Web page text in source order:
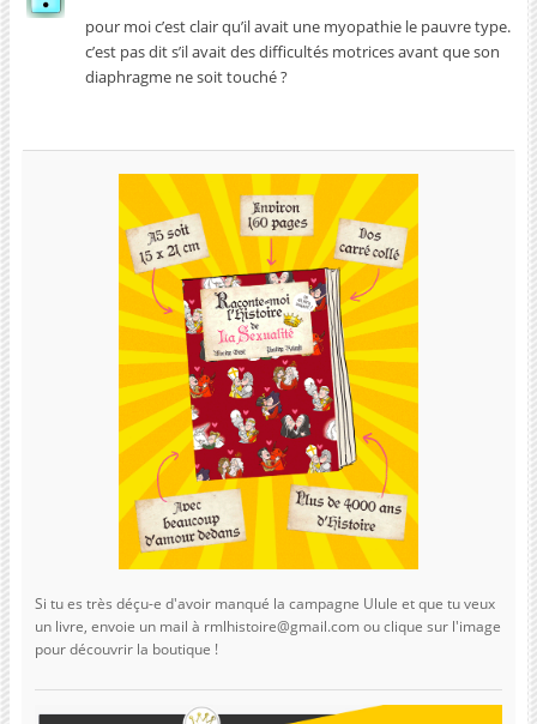
pour moi c’est clair qu’il avait une myopathie le pauvre type.
c’est pas dit s’il avait des difficultés motrices avant que son
diaphragme ne soit touché ?
Si tu es très déçu-e d'avoir manqué la campagne Ulule et que tu veux
un livre, envoie un mail à rmlhistoire@gmail.com ou clique sur l'image
pour découvrir la boutique !